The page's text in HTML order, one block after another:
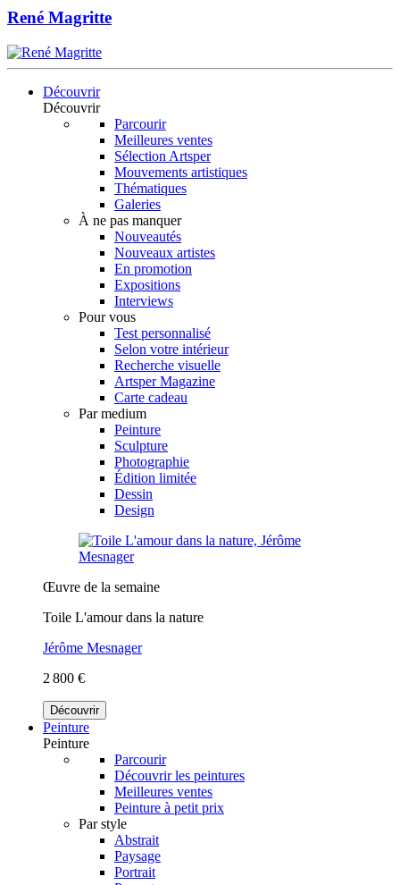
René Magritte
Découvrir
Découvrir
Parcourir
Meilleures ventes
Sélection Artsper
Mouvements artistiques
Thématiques
Galeries
À ne pas manquer
Nouveautés
Nouveaux artistes
En promotion
Expositions
Interviews
Pour vous
Test personnalisé
Selon votre intérieur
Recherche visuelle
Artsper Magazine
Carte cadeau
Par medium
Peinture
Sculpture
Photographie
Édition limitée
Dessin
Design
Œuvre de la semaine
Toile L'amour dans la nature
Jérôme Mesnager
2 800 €
Découvrir
Peinture
Peinture
Parcourir
Découvrir les peintures
Meilleures ventes
Peinture à petit prix
Par style
Abstrait
Paysage
Portrait